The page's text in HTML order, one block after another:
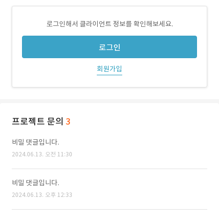
로그인해서 클라이언트 정보를 확인해보세요.
로그인
회원가입
프로젝트 문의 3
비밀 댓글입니다.
2024.06.13. 오전 11:30
비밀 댓글입니다.
2024.06.13. 오후 12:33